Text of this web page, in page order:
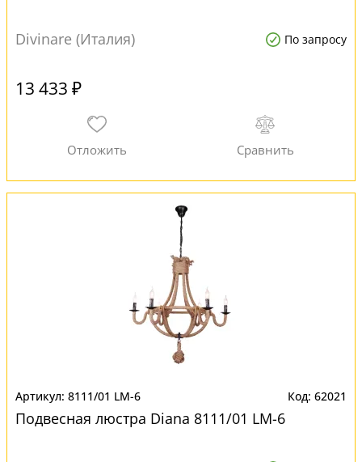
Divinare (Италия) По запросу
13 433 ₽
8111/01 LM-6 62021
Подвесная люстра Diana 8111/01 LM-6